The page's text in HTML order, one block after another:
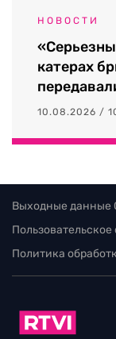
НОВОСТИ
катерах
10.08.2026 /
Выходные данные
Политика